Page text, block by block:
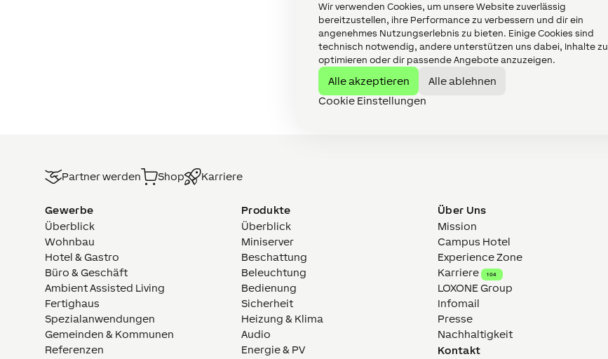
Wir verwenden Cookies, um unsere Website zuverlässig
bereitzustellen, ihre Performance zu verbessern und dir ein
angenehmes Nutzungserlebnis zu bieten. Einige Cookies sind
technisch notwendig, andere unterstützen uns dabei, Inhalte zu
optimieren oder dir passende Angebote anzuzeigen.
Alle akzeptieren
Alle ablehnen
Cookie Einstellungen
Partner werden Shop Karriere
Gewerbe
Überblick
Wohnbau
Hotel & Gastro
Büro & Geschäft
Ambient Assisted Living
Fertighaus
Spezialanwendungen
Gemeinden & Kommunen
Referenzen
Produkte
Überblick
Miniserver
Beschattung
Beleuchtung
Bedienung
Sicherheit
Heizung & Klima
Audio
Energie & PV
Über Uns
Mission
Campus Hotel
Experience Zone
Karriere
104
LOXONE Group
Infomail
Presse
Nachhaltigkeit
Kontakt